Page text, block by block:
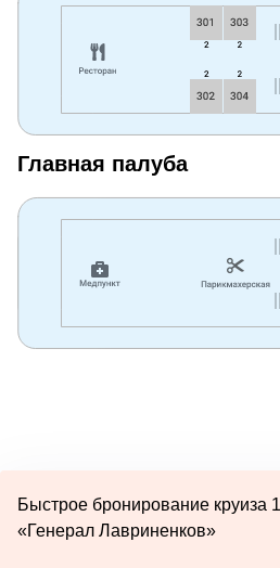
Главная палуба
Быстрое бронирование круиза
«Генерал Лавриненков»